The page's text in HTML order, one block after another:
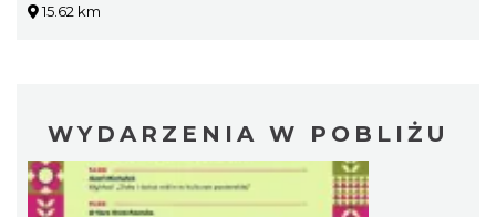
15.62 km
WYDARZENIA W POBLIŻU